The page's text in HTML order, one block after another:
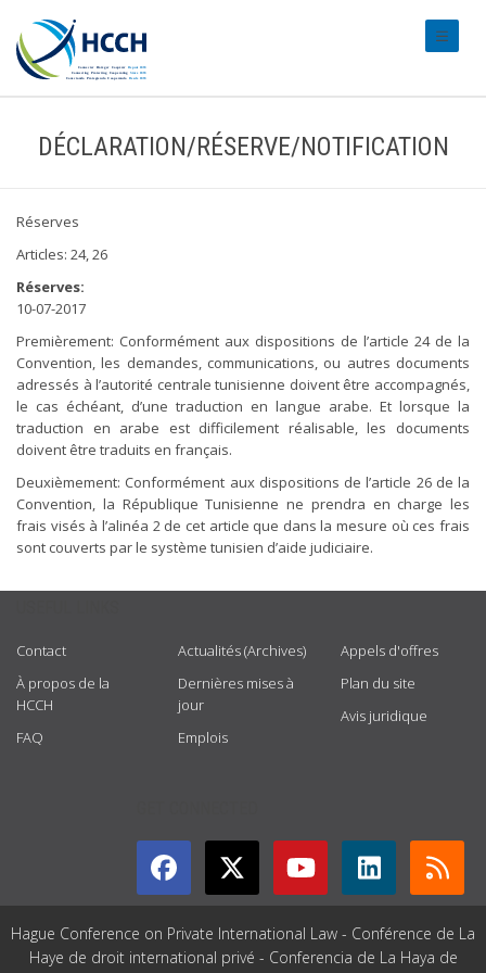
DÉCLARATION/RÉSERVE/NOTIFICATION
Réserves
Articles: 24, 26
Réserves:
10-07-2017
Premièrement: Conformément aux dispositions de l’article 24 de la
Convention, les demandes, communications, ou autres documents
adressés à l’autorité centrale tunisienne doivent être accompagnés,
le cas échéant, d’une traduction en langue arabe. Et lorsque la
traduction en arabe est difficilement réalisable, les documents
doivent être traduits en français.
Deuxièmement: Conformément aux dispositions de l’article 26 de la
Convention, la République Tunisienne ne prendra en charge les
frais visés à l’alinéa 2 de cet article que dans la mesure où ces frais
sont couverts par le système tunisien d’aide judiciaire.
Contact
À propos de la
HCCH
FAQ
Actualités (Archives)
Dernières mises à
jour
Emplois
Appels d'offres
Plan du site
Avis juridique
Hague Conference on Private International Law - Conférence de La
Haye de droit international privé - Conferencia de La Haya de